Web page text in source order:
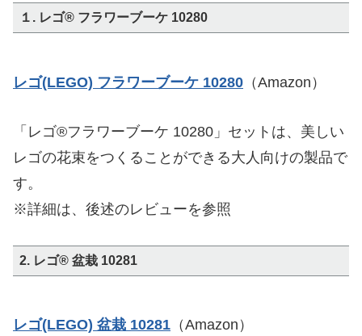
１. レゴ® フラワーブーケ 10280
レゴ(LEGO) フラワーブーケ 10280 （Amazon）
「レゴ®フラワーブーケ 10280」セットは、美しい
レゴの花束をつくることができる大人向けの製品で
す。
※詳細は、後述のレビューを参照
2. レゴ® 盆栽 10281
レゴ(LEGO) 盆栽 10281 （Amazon）